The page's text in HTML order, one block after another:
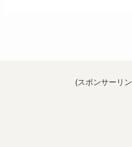
(スポンサーリ